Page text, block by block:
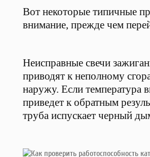
Вот некоторые типичные
внимание, прежде чем
Неисправные свечи
приводят к неполному
наружу. Если температура
приведет к обратным
труба испускает черный